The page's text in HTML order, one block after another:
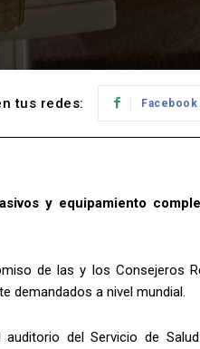
tus redes: Facebook
y equipamiento
de las y los Consejeros
demandados a nivel mundial.
del Servicio de